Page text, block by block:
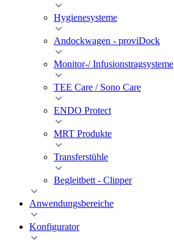
Hygienesysteme
Andockwagen - proviDock
Monitor-/ Infusionstragsysteme
TEE Care / Sono Care
ENDO Protect
MRT Produkte
Transferstühle
Begleitbett - Clipper
Anwendungsbereiche
Konfigurator